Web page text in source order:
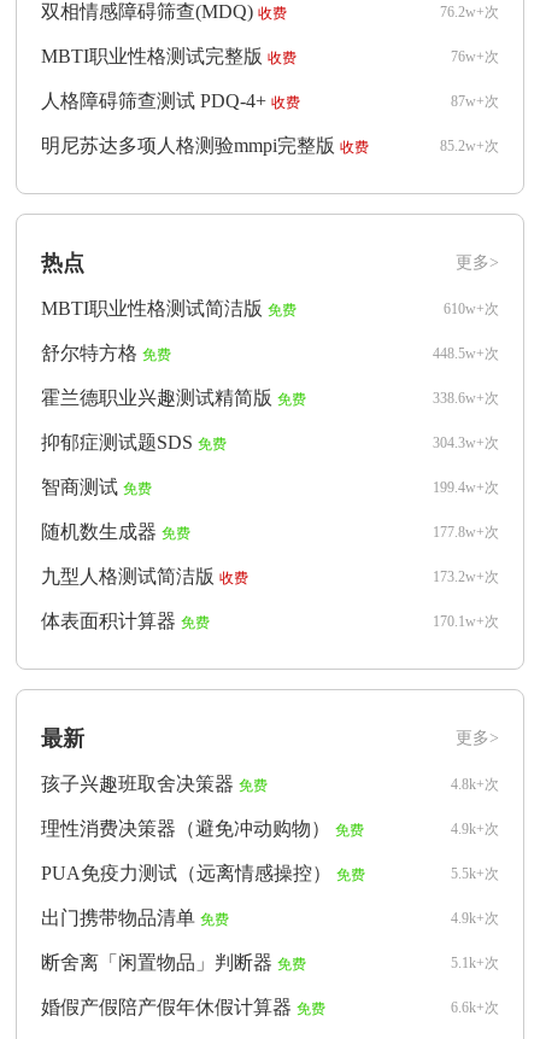
76.2w+次
双相情感障碍筛查(MDQ) 收费
76w+次
MBTI职业性格测试完整版 收费
87w+次
人格障碍筛查测试 PDQ-4+ 收费
85.2w+次
明尼苏达多项人格测验mmpi完整版 收费
更多>
热点
610w+次
MBTI职业性格测试简洁版 免费
448.5w+次
舒尔特方格 免费
338.6w+次
霍兰德职业兴趣测试精简版 免费
304.3w+次
抑郁症测试题SDS 免费
199.4w+次
智商测试 免费
177.8w+次
随机数生成器 免费
173.2w+次
九型人格测试简洁版 收费
170.1w+次
体表面积计算器 免费
更多>
最新
4.8k+次
孩子兴趣班取舍决策器 免费
4.9k+次
理性消费决策器（避免冲动购物） 免费
5.5k+次
PUA免疫力测试（远离情感操控） 免费
4.9k+次
出门携带物品清单 免费
5.1k+次
断舍离「闲置物品」判断器 免费
6.6k+次
婚假产假陪产假年休假计算器 免费